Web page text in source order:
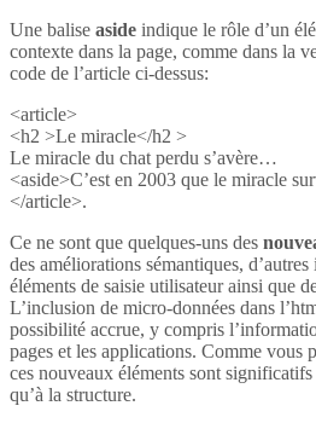
Une balise aside indique le rôle d’un
contexte dans la page, comme dans la
code de l’article ci-dessus:
<article>
<h2 >Le miracle</h2 >
Le miracle du chat perdu s’avère…
<aside>C’est en 2003 que le miracle
</article>.
Ce ne sont que quelques-uns des
des améliorations sémantiques,
éléments de saisie utilisateur ainsi que
L’inclusion de micro-données dans
possibilité accrue, y compris
pages et les applications. Comme vous
ces nouveaux éléments sont
qu’à la structure.